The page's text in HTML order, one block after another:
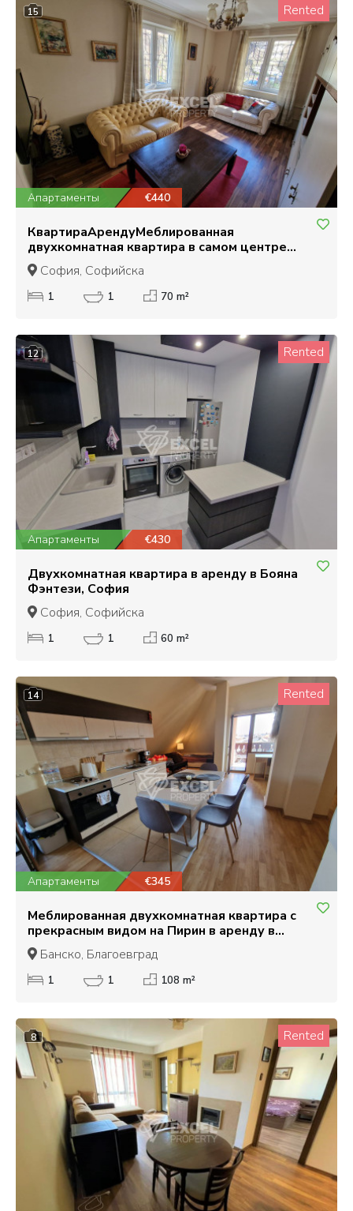
15 Rented
Апартаменты €440
КвартираАрендуМеблированная
двухкомнатная квартира в самом центре
Лозенца, улица Вишнёва
София, Софийска
1 1 70 m²
12 Rented
Апартаменты €430
Двухкомнатная квартира в аренду в Бояна
Фэнтези, София
София, Софийска
1 1 60 m²
14 Rented
Апартаменты €345
Меблированная двухкомнатная квартира с
прекрасным видом на Пирин в аренду в
Банско!
Банско, Благоевград
1 1 108 m²
8 Rented